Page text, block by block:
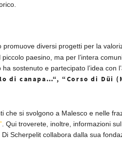
diversi progetti per la
paesino, ma per l’intera
sostenuto e partecipato l’idea con
di canapa…“, “Corso di Düi
che si svolgono a Malesco e nelle
. Qui troverete, inoltre, informazioni
Scherpelit collabora dalla sua